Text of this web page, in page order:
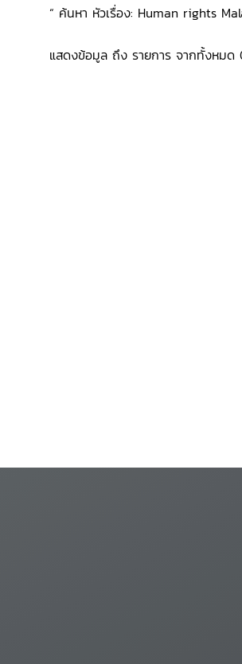
“ ค้นหา หัวเรื่อง: Human rights
แสดงข้อมูล ถึง รายการ จากทั้งหมด